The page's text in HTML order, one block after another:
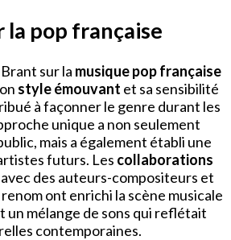
la pop française
sur la musique pop française
style émouvant et sa sensibilité
à façonner le genre durant les
unique a non seulement
mais a également établi une
futurs. Les collaborations
des auteurs-compositeurs et
ont enrichi la scène musicale
un mélange de sons qui reflétait
contemporaines.